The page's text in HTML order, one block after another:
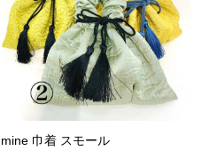
mine 巾着 スモール